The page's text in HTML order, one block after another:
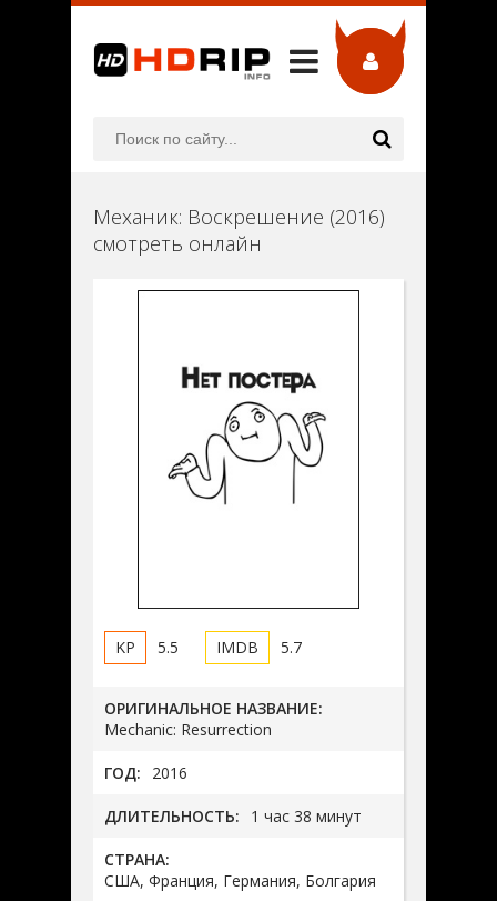
Механик: Воскрешение (2016)
смотреть онлайн
5.5 5.7
ОРИГИНАЛЬНОЕ НАЗВАНИЕ:
Mechanic: Resurrection
ГОД: 2016
ДЛИТЕЛЬНОСТЬ: 1 час 38 минут
СТРАНА:
США, Франция, Германия, Болгария